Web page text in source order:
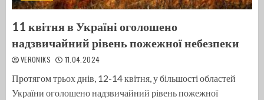
11 квітня в Україні оголошено
надзвичайний рівень пожежної небезпеки
VERONIKS 11.04.2024
Протягом трьох днів, 12-14 квітня, у більшості областей
України оголошено надзвичайний рівень пожежної